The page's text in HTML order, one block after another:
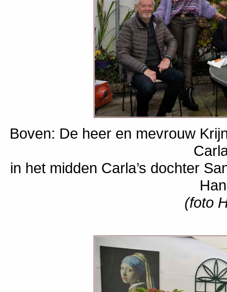
Boven: De heer en mevrouw
in het midden Carla’s dochter
(foto